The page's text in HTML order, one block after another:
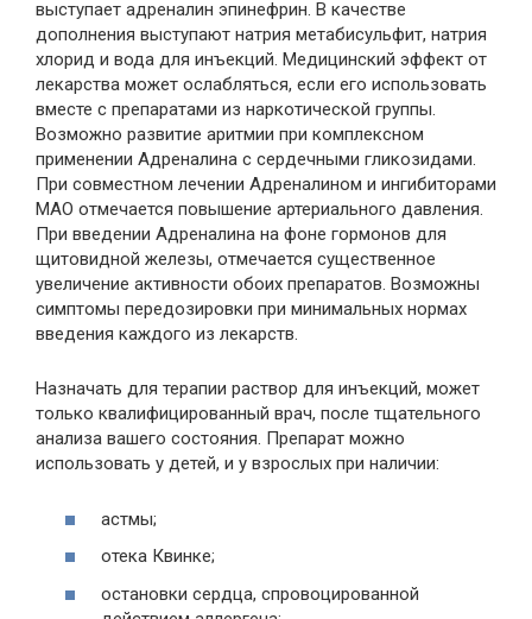
выступает адреналин эпинефрин. В качестве
дополнения выступают натрия метабисульфит, натрия
хлорид и вода для инъекций. Медицинский эффект от
лекарства может ослабляться, если его использовать
вместе с препаратами из наркотической группы.
Возможно развитие аритмии при комплексном
применении Адреналина с сердечными гликозидами.
При совместном лечении Адреналином и ингибиторами
МАО отмечается повышение артериального давления.
При введении Адреналина на фоне гормонов для
щитовидной железы, отмечается существенное
увеличение активности обоих препаратов. Возможны
симптомы передозировки при минимальных нормах
введения каждого из лекарств.
Назначать для терапии раствор для инъекций, может
только квалифицированный врач, после тщательного
анализа вашего состояния. Препарат можно
использовать у детей, и у взрослых при наличии:
астмы;
отека Квинке;
остановки сердца, спровоцированной